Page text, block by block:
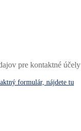
pre kontaktné účely
formulár, nájdete tu